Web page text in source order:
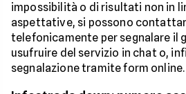
impossibilità o di risultati non in
aspettative, si possono
telefonicamente per segnalare il
usufruire del servizio in chat o,
segnalazione tramite form online.